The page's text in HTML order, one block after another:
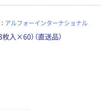
アルフォーインターナショナル
入×60）（直送品）